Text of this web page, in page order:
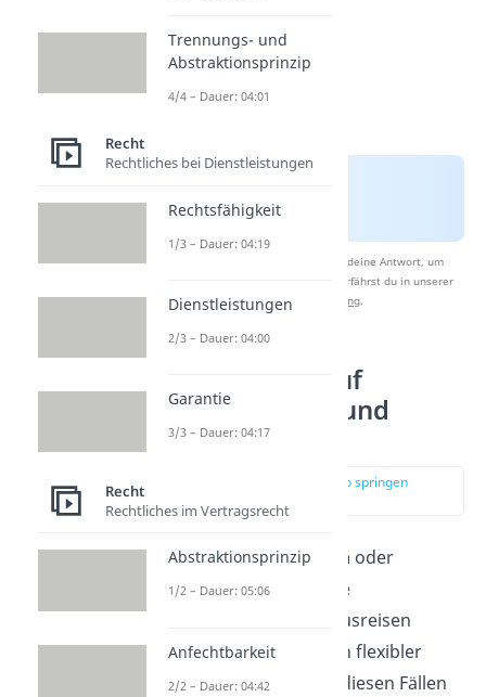
Nach Beantwortung speichern wir deine Antwort, um
Studyflix zu verbessern. Mehr dazu erfährst du in unserer
Datenschutzerklärung.
Ausgehzeiten auf
Klassenfahrten und
Reisen
zur Stelle im Video springen
WährendKlassenfahrten oder
organisierten Reisen
wie
Sommerurlauben und Busreisen
können die Ausgehzeiten flexibler
gehandhabt werden. In diesen Fällen
Trennungs- und
Abstraktionsprinzip
4/4 – Dauer: 04:01
Recht
Rechtliches bei Dienstleistungen
Rechtsfähigkeit
1/3 – Dauer: 04:19
Dienstleistungen
2/3 – Dauer: 04:00
Garantie
3/3 – Dauer: 04:17
Recht
Rechtliches im Vertragsrecht
Abstraktionsprinzip
1/2 – Dauer: 05:06
Anfechtbarkeit
2/2 – Dauer: 04:42